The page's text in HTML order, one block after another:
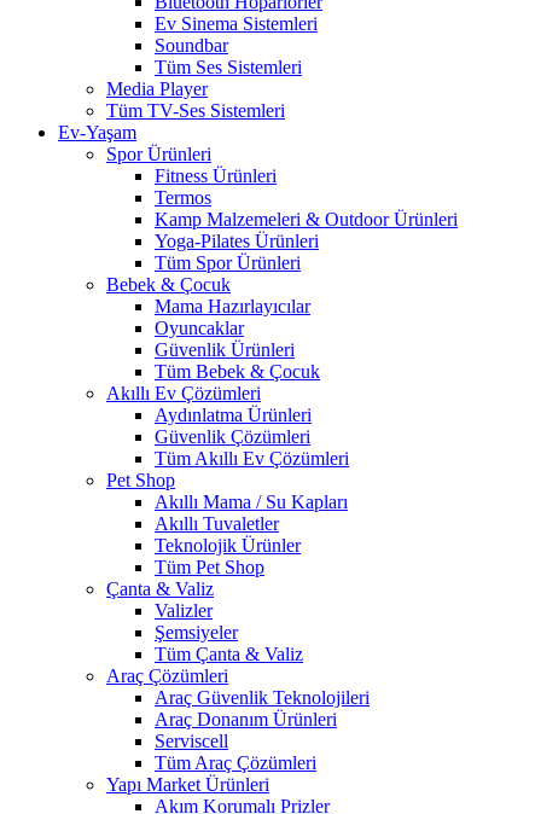
Ev Sinema Sistemleri
Soundbar
Tüm Ses Sistemleri
Media Player
Tüm TV-Ses Sistemleri
Ev-Yaşam
Spor Ürünleri
Fitness Ürünleri
Termos
Kamp Malzemeleri & Outdoor Ürünleri
Yoga-Pilates Ürünleri
Tüm Spor Ürünleri
Bebek & Çocuk
Mama Hazırlayıcılar
Oyuncaklar
Güvenlik Ürünleri
Tüm Bebek & Çocuk
Akıllı Ev Çözümleri
Aydınlatma Ürünleri
Güvenlik Çözümleri
Tüm Akıllı Ev Çözümleri
Pet Shop
Akıllı Mama / Su Kapları
Akıllı Tuvaletler
Teknolojik Ürünler
Tüm Pet Shop
Çanta & Valiz
Valizler
Şemsiyeler
Tüm Çanta & Valiz
Araç Çözümleri
Araç Güvenlik Teknolojileri
Araç Donanım Ürünleri
Serviscell
Tüm Araç Çözümleri
Yapı Market Ürünleri
Akım Korumalı Prizler